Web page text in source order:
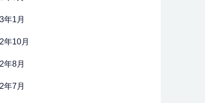
年1月
年10月
年8月
年7月